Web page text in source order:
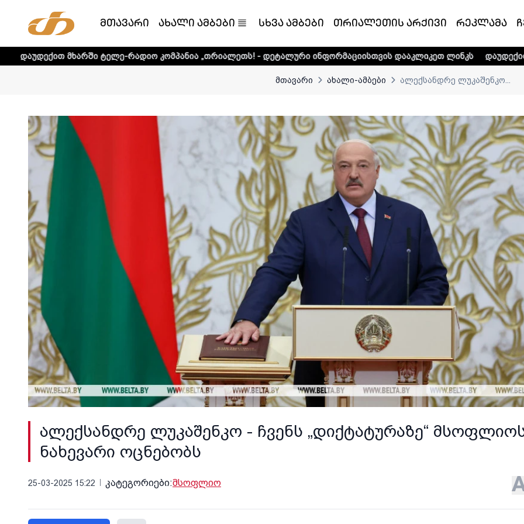
მთავარი ახალი ამბები სხვა ამბები თრიალეთის არქივი რეკლამა
ტელე-რადიო კომპანია „თრიალეთს! - დეტალური ინფორმაციისთვის დააკლიკეთ ლინკს დაუდექით მხარში ტელე-
მთავარი ახალი-ამბები ალექსანდრე ლუკაშენკო...
ალექსანდრე ლუკაშენკო - ჩვენს „დიქტატურაზე“
ნახევარი ოცნებობს
25-03-2025 15:22 კატეგორიები:მსოფლიო